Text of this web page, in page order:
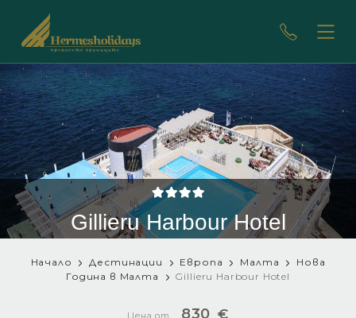
Gillieru Harbour Hotel
Начало Дестинации Европа Малта
Нова
Година в Малта
Gillieru Harbour Hotel
Цена от 830 €